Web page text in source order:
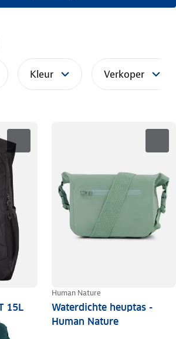
Kleur Verkoper
15L
Human Nature
Waterdichte heuptas -
Human Nature